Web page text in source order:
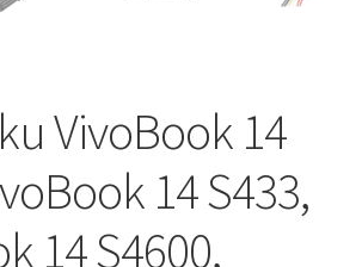
VivoBook 14
14 S433,
14 S4600,